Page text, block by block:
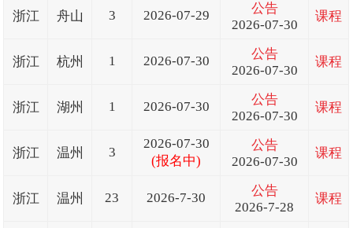
浙江 舟山 3 2026-07-29
公告
2026-07-30
课程
浙江 杭州 1 2026-07-30
公告
2026-07-30
课程
浙江 湖州 1 2026-07-30
公告
2026-07-30
课程
浙江 温州 3
2026-07-30
(报名中)
公告
2026-07-30
课程
浙江 温州 23 2026-7-30
公告
2026-7-28
课程